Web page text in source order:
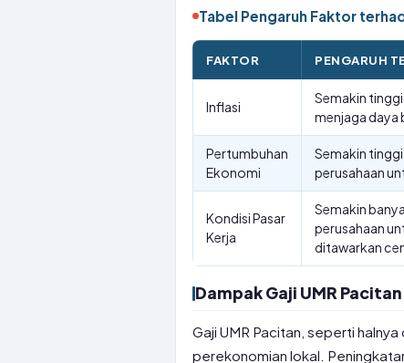
Tabel Pengaruh Faktor
FAKTOR PENGARUH
Inflasi
Semakin
menjaga daya
Pertumbuhan
Ekonomi
Semakin
perusahaan
Kondisi Pasar
Kerja
Semakin
perusahaan
ditawarkan
Dampak Gaji UMR
Gaji UMR Pacitan, seperti
perekonomian lokal.